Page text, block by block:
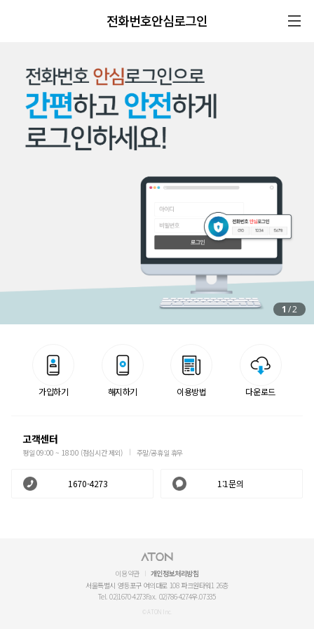
전화번호안심로그인
1 /2
가입하기 해지하기 이용방법 다운로드
고객센터
평일 09:00 ~ 18:00 (점심시간 제외) 주말/공휴일 휴무
1670-4273 1:1문의
이용약관
개인정보처리방침
서울특별시 영등포구 여의대로 108 파크원타워1 26층
Tel. 02)1670-4273Fax. 02)786-4274우.07335
© ATON Inc.